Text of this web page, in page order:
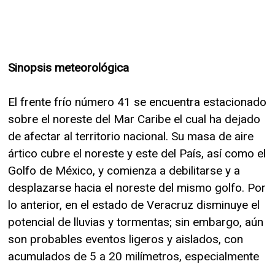
Sinopsis meteorológica
El frente frío número 41 se encuentra estacionado
sobre el noreste del Mar Caribe el cual ha dejado
de afectar al territorio nacional. Su masa de aire
ártico cubre el noreste y este del País, así como el
Golfo de México, y comienza a debilitarse y a
desplazarse hacia el noreste del mismo golfo. Por
lo anterior, en el estado de Veracruz disminuye el
potencial de lluvias y tormentas; sin embargo, aún
son probables eventos ligeros y aislados, con
acumulados de 5 a 20 milímetros, especialmente